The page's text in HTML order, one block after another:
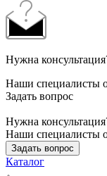
Нужна
Наши специалисты
Задать вопрос
Нужна
Наши специалисты
Задать вопрос
Каталог